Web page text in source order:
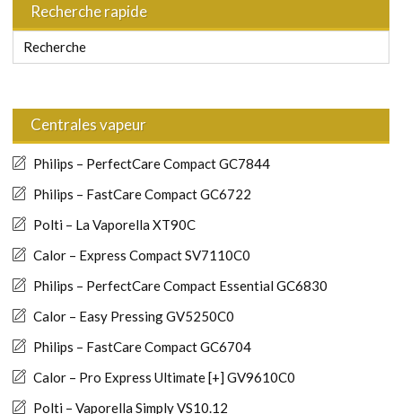
Recherche rapide
Centrales vapeur
Philips – PerfectCare Compact GC7844
Philips – FastCare Compact GC6722
Polti – La Vaporella XT90C
Calor – Express Compact SV7110C0
Philips – PerfectCare Compact Essential GC6830
Calor – Easy Pressing GV5250C0
Philips – FastCare Compact GC6704
Calor – Pro Express Ultimate [+] GV9610C0
Polti – Vaporella Simply VS10.12